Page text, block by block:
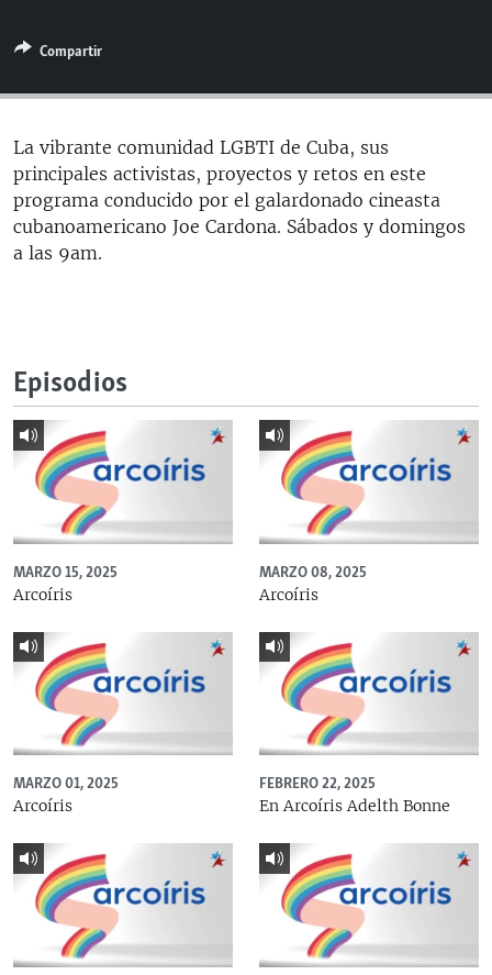
ESPECIALES
ESPECIALES
LA REALIDAD DE LA VIVIENDA EN CUBA
SER VIEJO EN CUBA
KENTU-CUBANO
LOS SANTOS DE HIALEAH
MULTIMEDIA
EDITORIALES
SÍGUENOS
Compartir
La vibrante comunidad LGBTI de Cuba, sus
principales activistas, proyectos y retos en este
programa conducido por el galardonado cineasta
cubanoamericano Joe Cardona. Sábados y domingos
a las 9am.
Episodios
MARZO 15, 2025
Arcoíris
MARZO 08, 2025
Arcoíris
MARZO 01, 2025
Arcoíris
FEBRERO 22, 2025
En Arcoíris Adelth Bonne